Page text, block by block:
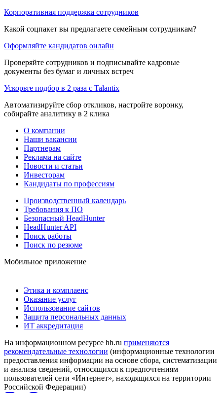
Корпоративная поддержка сотрудников
Какой соцпакет вы предлагаете семейным сотрудникам?
Оформляйте кандидатов онлайн
Проверяйте сотрудников и подписывайте кадровые
документы без бумаг и личных встреч
Ускорьте подбор в 2 раза с Talantix
Автоматизируйте сбор откликов, настройте воронку,
собирайте аналитику в 2 клика
О компании
Наши вакансии
Партнерам
Реклама на сайте
Новости и статьи
Инвесторам
Кандидаты по профессиям
Производственный календарь
Требования к ПО
Безопасный HeadHunter
HeadHunter API
Поиск работы
Поиск по резюме
Мобильное приложение
Этика и комплаенс
Оказание услуг
Использование сайтов
Защита персональных данных
ИТ аккредитация
На информационном ресурсе hh.ru применяются
рекомендательные технологии (информационные технологии
предоставления информации на основе сбора, систематизации
и анализа сведений, относящихся к предпочтениям
пользователей сети «Интернет», находящихся на территории
Российской Федерации)